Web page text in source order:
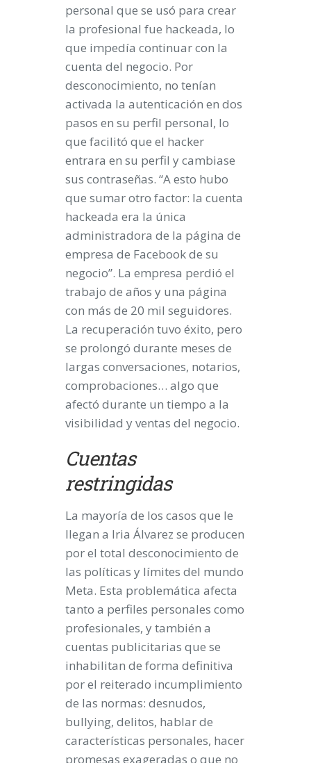
personal que se usó para crear
la profesional fue hackeada, lo
que impedía continuar con la
cuenta del negocio. Por
desconocimiento, no tenían
activada la autenticación en dos
pasos en su perfil personal, lo
que facilitó que el hacker
entrara en su perfil y cambiase
sus contraseñas. “A esto hubo
que sumar otro factor: la cuenta
hackeada era la única
administradora de la página de
empresa de Facebook de su
negocio”. La empresa perdió el
trabajo de años y una página
con más de 20 mil seguidores.
La recuperación tuvo éxito, pero
se prolongó durante meses de
largas conversaciones, notarios,
comprobaciones… algo que
afectó durante un tiempo a la
visibilidad y ventas del negocio.
Cuentas
restringidas
La mayoría de los casos que le
llegan a Iria Álvarez se producen
por el total desconocimiento de
las políticas y límites del mundo
Meta. Esta problemática afecta
tanto a perfiles personales como
profesionales, y también a
cuentas publicitarias que se
inhabilitan de forma definitiva
por el reiterado incumplimiento
de las normas: desnudos,
bullying, delitos, hablar de
características personales, hacer
promesas exageradas o que no